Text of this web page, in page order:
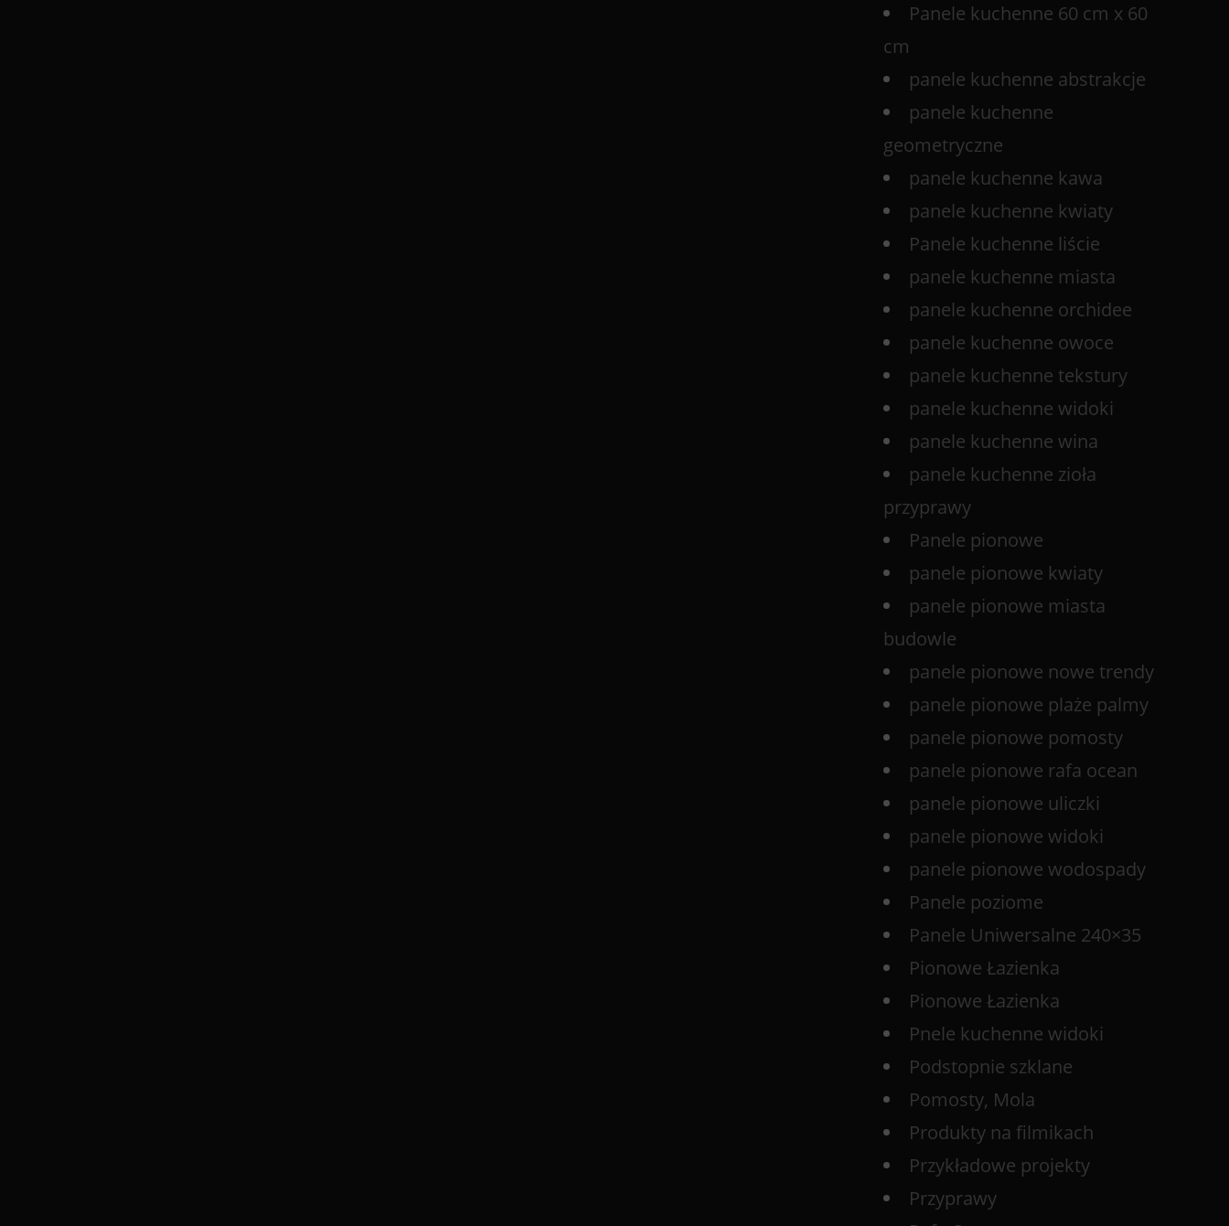
Panele kuchenne 60 cm x 60
cm
panele kuchenne abstrakcje
panele kuchenne
geometryczne
panele kuchenne kawa
panele kuchenne kwiaty
Panele kuchenne liście
panele kuchenne miasta
panele kuchenne orchidee
panele kuchenne owoce
panele kuchenne tekstury
panele kuchenne widoki
panele kuchenne wina
panele kuchenne zioła
przyprawy
Panele pionowe
panele pionowe kwiaty
panele pionowe miasta
budowle
panele pionowe nowe trendy
panele pionowe plaże palmy
panele pionowe pomosty
panele pionowe rafa ocean
panele pionowe uliczki
panele pionowe widoki
panele pionowe wodospady
Panele poziome
Panele Uniwersalne 240×35
Pionowe Łazienka
Pionowe Łazienka
Pnele kuchenne widoki
Podstopnie szklane
Pomosty, Mola
Produkty na filmikach
Przykładowe projekty
Przyprawy